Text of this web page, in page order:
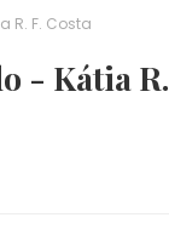
R. F. Costa
- Kátia R.